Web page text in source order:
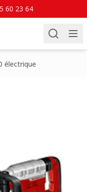
60 23 64
électrique